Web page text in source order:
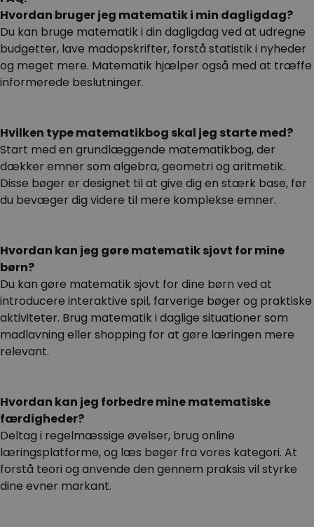
Hvordan bruger jeg matematik i min dagligdag?
Du kan bruge matematik i din dagligdag ved at udregne
budgetter, lave madopskrifter, forstå statistik i nyheder
og meget mere. Matematik hjælper også med at træffe
informerede beslutninger.
Hvilken type matematikbog skal jeg starte med?
Start med en grundlæggende matematikbog, der
dækker emner som algebra, geometri og aritmetik.
Disse bøger er designet til at give dig en stærk base, før
du bevæger dig videre til mere komplekse emner.
Hvordan kan jeg gøre matematik sjovt for mine
børn?
Du kan gøre matematik sjovt for dine børn ved at
introducere interaktive spil, farverige bøger og praktiske
aktiviteter. Brug matematik i daglige situationer som
madlavning eller shopping for at gøre læringen mere
relevant.
Hvordan kan jeg forbedre mine matematiske
færdigheder?
Deltag i regelmæssige øvelser, brug online
læringsplatforme, og læs bøger fra vores kategori. At
forstå teori og anvende den gennem praksis vil styrke
dine evner markant.